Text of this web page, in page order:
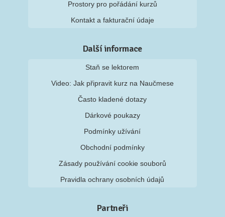
Prostory pro pořádání kurzů
Kontakt a fakturační údaje
Další informace
Staň se lektorem
Video: Jak připravit kurz na Naučmese
Často kladené dotazy
Dárkové poukazy
Podmínky užívání
Obchodní podmínky
Zásady používání cookie souborů
Pravidla ochrany osobních údajů
Partneři